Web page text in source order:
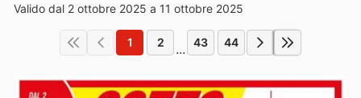
Valido dal 2 ottobre 2025 a 11 ottobre 2025
1 2 ... 43 44